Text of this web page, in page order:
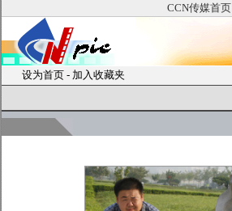
CCN传媒首页
设为首页 - 加入收藏夹